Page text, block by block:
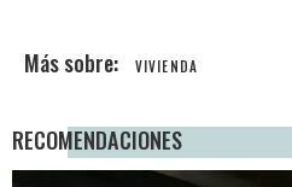
VIVIENDA
RECOMENDACIONES